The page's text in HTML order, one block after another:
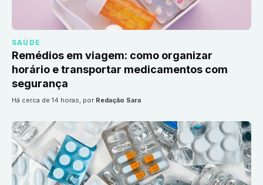
SAÚDE
Remédios em viagem: como organizar
horário e transportar medicamentos com
segurança
há cerca de 14 horas, por Redação Sara